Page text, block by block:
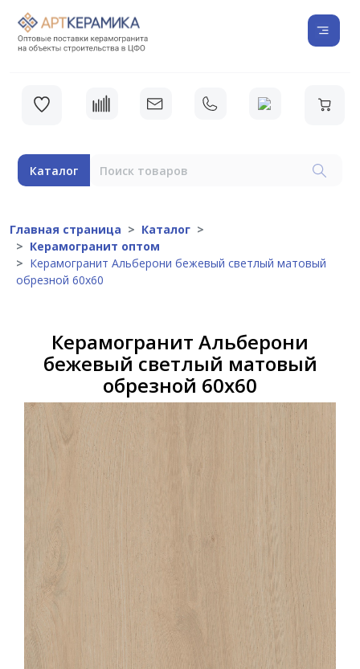
Каталог
Главная страница
Каталог
Керамогранит оптом
Керамогранит Альберони бежевый светлый матовый
обрезной 60х60
Керамогранит Альберони
бежевый светлый матовый
обрезной 60х60